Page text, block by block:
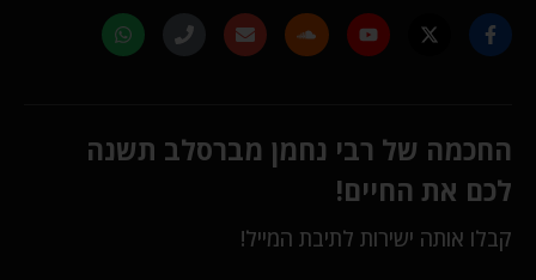
החכמה של רבי נחמן מברסלב תשנה
לכם את החיים!
קבלו אותה ישירות לתיבת המייל!